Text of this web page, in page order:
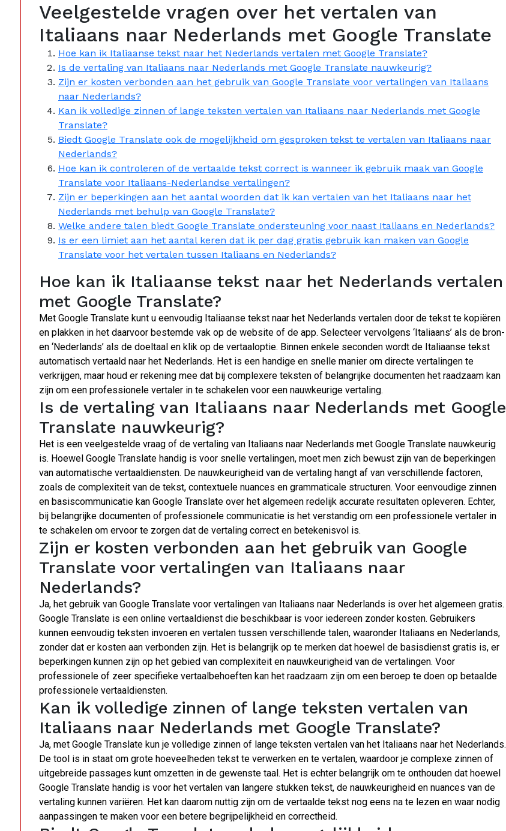
Veelgestelde vragen over het vertalen van
Italiaans naar Nederlands met Google Translate
Hoe kan ik Italiaanse tekst naar het Nederlands vertalen met Google Translate?
Is de vertaling van Italiaans naar Nederlands met Google Translate nauwkeurig?
Zijn er kosten verbonden aan het gebruik van Google Translate voor vertalingen van Italiaans
naar Nederlands?
Kan ik volledige zinnen of lange teksten vertalen van Italiaans naar Nederlands met Google
Translate?
Biedt Google Translate ook de mogelijkheid om gesproken tekst te vertalen van Italiaans naar
Nederlands?
Hoe kan ik controleren of de vertaalde tekst correct is wanneer ik gebruik maak van Google
Translate voor Italiaans-Nederlandse vertalingen?
Zijn er beperkingen aan het aantal woorden dat ik kan vertalen van het Italiaans naar het
Nederlands met behulp van Google Translate?
Welke andere talen biedt Google Translate ondersteuning voor naast Italiaans en Nederlands?
Is er een limiet aan het aantal keren dat ik per dag gratis gebruik kan maken van Google
Translate voor het vertalen tussen Italiaans en Nederlands?
Hoe kan ik Italiaanse tekst naar het Nederlands vertalen
met Google Translate?
Met Google Translate kunt u eenvoudig Italiaanse tekst naar het Nederlands vertalen door de tekst te kopiëren
en plakken in het daarvoor bestemde vak op de website of de app. Selecteer vervolgens ‘Italiaans’ als de bron-
en ‘Nederlands’ als de doeltaal en klik op de vertaaloptie. Binnen enkele seconden wordt de Italiaanse tekst
automatisch vertaald naar het Nederlands. Het is een handige en snelle manier om directe vertalingen te
verkrijgen, maar houd er rekening mee dat bij complexere teksten of belangrijke documenten het raadzaam kan
zijn om een professionele vertaler in te schakelen voor een nauwkeurige vertaling.
Is de vertaling van Italiaans naar Nederlands met Google
Translate nauwkeurig?
Het is een veelgestelde vraag of de vertaling van Italiaans naar Nederlands met Google Translate nauwkeurig
is. Hoewel Google Translate handig is voor snelle vertalingen, moet men zich bewust zijn van de beperkingen
van automatische vertaaldiensten. De nauwkeurigheid van de vertaling hangt af van verschillende factoren,
zoals de complexiteit van de tekst, contextuele nuances en grammaticale structuren. Voor eenvoudige zinnen
en basiscommunicatie kan Google Translate over het algemeen redelijk accurate resultaten opleveren. Echter,
bij belangrijke documenten of professionele communicatie is het verstandig om een professionele vertaler in
te schakelen om ervoor te zorgen dat de vertaling correct en betekenisvol is.
Zijn er kosten verbonden aan het gebruik van Google
Translate voor vertalingen van Italiaans naar
Nederlands?
Ja, het gebruik van Google Translate voor vertalingen van Italiaans naar Nederlands is over het algemeen gratis.
Google Translate is een online vertaaldienst die beschikbaar is voor iedereen zonder kosten. Gebruikers
kunnen eenvoudig teksten invoeren en vertalen tussen verschillende talen, waaronder Italiaans en Nederlands,
zonder dat er kosten aan verbonden zijn. Het is belangrijk op te merken dat hoewel de basisdienst gratis is, er
beperkingen kunnen zijn op het gebied van complexiteit en nauwkeurigheid van de vertalingen. Voor
professionele of zeer specifieke vertaalbehoeften kan het raadzaam zijn om een beroep te doen op betaalde
professionele vertaaldiensten.
Kan ik volledige zinnen of lange teksten vertalen van
Italiaans naar Nederlands met Google Translate?
Ja, met Google Translate kun je volledige zinnen of lange teksten vertalen van het Italiaans naar het Nederlands.
De tool is in staat om grote hoeveelheden tekst te verwerken en te vertalen, waardoor je complexe zinnen of
uitgebreide passages kunt omzetten in de gewenste taal. Het is echter belangrijk om te onthouden dat hoewel
Google Translate handig is voor het vertalen van langere stukken tekst, de nauwkeurigheid en nuances van de
vertaling kunnen variëren. Het kan daarom nuttig zijn om de vertaalde tekst nog eens na te lezen en waar nodig
aanpassingen te maken voor een betere begrijpelijkheid en correctheid.